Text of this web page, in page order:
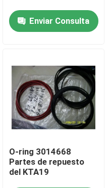
Enviar Consulta
O-ring 3014668
Partes de repuesto
del KTA19